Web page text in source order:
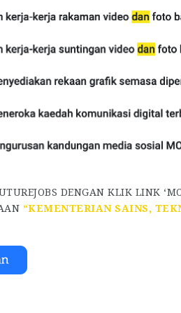
DENGAN KLIK LINK
“KEMENTERIAN SAINS,